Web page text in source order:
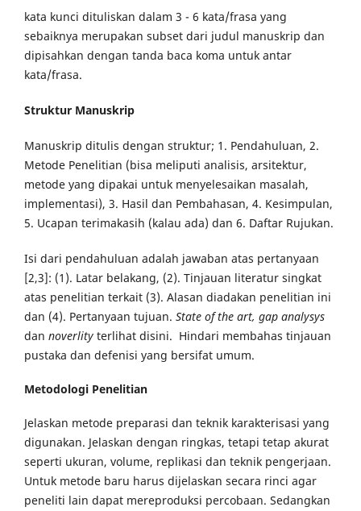
kata kunci dituliskan dalam 3 - 6 kata/frasa yang
sebaiknya merupakan subset dari judul manuskrip dan
dipisahkan dengan tanda baca koma untuk antar
kata/frasa.
Struktur Manuskrip
Manuskrip ditulis dengan struktur; 1. Pendahuluan, 2.
Metode Penelitian (bisa meliputi analisis, arsitektur,
metode yang dipakai untuk menyelesaikan masalah,
implementasi), 3. Hasil dan Pembahasan, 4. Kesimpulan,
5. Ucapan terimakasih (kalau ada) dan 6. Daftar Rujukan.
Isi dari pendahuluan adalah jawaban atas pertanyaan
[2,3]: (1). Latar belakang, (2). Tinjauan literatur singkat
atas penelitian terkait (3). Alasan diadakan penelitian ini
dan (4). Pertanyaan tujuan. State of the art, gap analysys
dan noverlityterlihat disini. Hindari membahas tinjauan
pustaka dan defenisi yang bersifat umum.
Metodologi Penelitian
Jelaskan metode preparasi dan teknik karakterisasi yang
digunakan. Jelaskan dengan ringkas, tetapi tetap akurat
seperti ukuran, volume, replikasi dan teknik pengerjaan.
Untuk metode baru harus dijelaskan secara rinci agar
peneliti lain dapat mereproduksi percobaan. Sedangkan